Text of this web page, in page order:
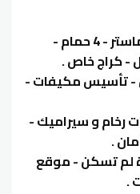
صالون - معيشة - مطبخ - 3 نوم 1 ماستر - 4 حمام -
- تأسيس مكيفات -
رخام و سيراميك -
.
لم تسكن - موقع
.